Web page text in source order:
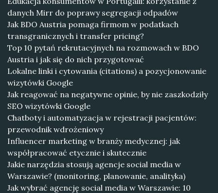
danych Mirr do poprawy segregacji odpadów
Jak BDO Austria pomaga firmom w podatkach
transgranicznych i transfer pricing?
Top 10 pytań rekrutacyjnych na rozmowach w BDO
Austria i jak się do nich przygotować
Lokalne linki i cytowania (citations) a pozycjonowanie
wizytówki Google
Jak reagować na negatywne opinie, by nie zaszkodziły
SEO wizytówki Google
Chatboty i automatyzacja w rejestracji pacjentów:
przewodnik wdrożeniowy
Influencer marketing w branży medycznej: jak
współpracować etycznie i skutecznie
Jakie narzędzia stosują agencje social media w
Warszawie? (monitoring, planowanie, analityka)
Jak wybrać agencję social media w Warszawie: 10